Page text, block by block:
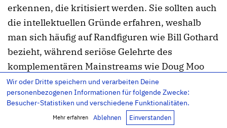
erkennen, die kritisiert werden. Sie sollten auch
die intellektuellen Gründe erfahren, weshalb
man sich häufig auf Randfiguren wie Bill Gothard
bezieht, während seriöse Gelehrte des
komplementären Mainstreams wie Doug Moo
oder Don Carson praktisch außen vor bleiben
(ganz abgesehen von theologischen Meistern wie
Augustinus, Aquinas oder Bavinck, die allesamt
die Bibelstellen über Männern und Frauen
Wir oder Dritte speichern und verarbeiten Deine
personenbezogenen Informationen für folgende Zwecke:
Besucher-Statistiken und verschiedene Funktionalitäten.
Mehr erfahren Ablehnen Einverstanden